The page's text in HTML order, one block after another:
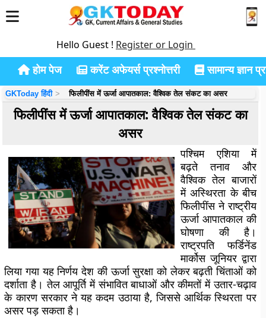
Hello Guest ! Register or Login
होम पेज करेंट अफेयर्स प्रश्नोत्तरी सामान्य ज्ञान
GKToday हिंदी फिलीपींस में ऊर्जा आपातकाल: वैश्विक तेल संकट का असर
फिलीपींस में ऊर्जा आपातकाल: वैश्विक तेल संकट का
असर
पश्चिम एशिया में
बढ़ते तनाव और
वैश्विक तेल बाजारों
में अस्थिरता के बीच
फिलीपींस ने राष्ट्रीय
ऊर्जा आपातकाल की
घोषणा की है।
राष्ट्रपति फर्डिनेंड
मार्कोस जूनियर द्वारा
लिया गया यह निर्णय देश की ऊर्जा सुरक्षा को लेकर बढ़ती चिंताओं को
दर्शाता है। तेल आपूर्ति में संभावित बाधाओं और कीमतों में उतार-चढ़ाव
के कारण सरकार ने यह कदम उठाया है, जिससे आर्थिक स्थिरता पर
असर पड़ सकता है।